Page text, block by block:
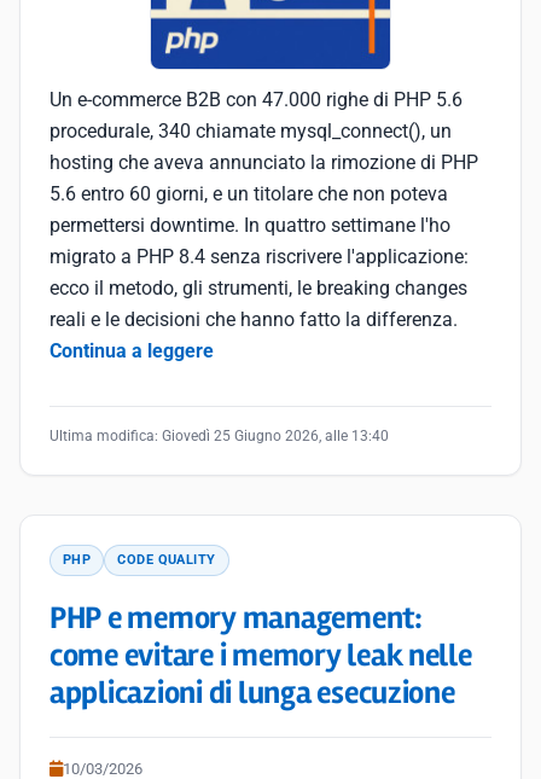
Un e-commerce B2B con 47.000 righe di PHP 5.6
procedurale, 340 chiamate mysql_connect(), un
hosting che aveva annunciato la rimozione di PHP
5.6 entro 60 giorni, e un titolare che non poteva
permettersi downtime. In quattro settimane l'ho
migrato a PHP 8.4 senza riscrivere l'applicazione:
ecco il metodo, gli strumenti, le breaking changes
reali e le decisioni che hanno fatto la differenza.
Continua a leggere
Ultima modifica: Giovedì 25 Giugno 2026, alle 13:40
PHP CODE QUALITY
PHP e memory management:
come evitare i memory leak nelle
applicazioni di lunga esecuzione
10/03/2026